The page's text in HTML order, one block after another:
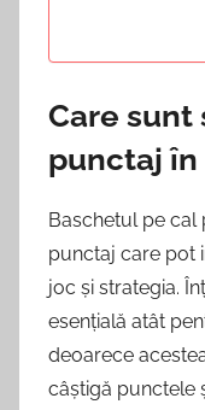
Care sunt
punctaj în
Baschetul pe cal
punctaj care pot
joc și strategia.
esențială atât
deoarece
câștigă punctele